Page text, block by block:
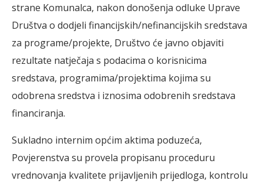
strane Komunalca, nakon donošenja odluke Uprave
Društva o dodjeli financijskih/nefinancijskih sredstava
za programe/projekte, Društvo će javno objaviti
rezultate natječaja s podacima o korisnicima
sredstava, programima/projektima kojima su
odobrena sredstva i iznosima odobrenih sredstava
financiranja.
Sukladno internim općim aktima poduzeća,
Povjerenstva su provela propisanu proceduru
vrednovanja kvalitete prijavljenih prijedloga, kontrolu